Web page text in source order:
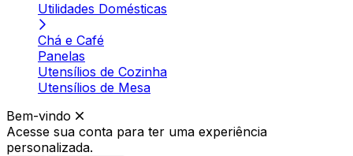
Utilidades Domésticas
Chá e Café
Panelas
Utensílios de Cozinha
Utensílios de Mesa
Bem-vindo
Acesse sua conta para ter uma experiência
personalizada.